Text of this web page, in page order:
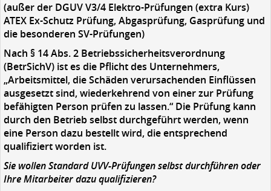
(außer der DGUV V3/4 Elektro-Prüfungen (extra Kurs)
ATEX Ex-Schutz Prüfung, Abgasprüfung, Gasprüfung und
die besonderen SV-Prüfungen)
Nach § 14 Abs. 2 Betriebssicherheitsverordnung
(BetrSichV) ist es die Pflicht des Unternehmers,
„Arbeitsmittel, die Schäden verursachenden Einflüssen
ausgesetzt sind, wiederkehrend von einer zur Prüfung
befähigten Person prüfen zu lassen.“ Die Prüfung kann
durch den Betrieb selbst durchgeführt werden, wenn
eine Person dazu bestellt wird, die entsprechend
qualifiziert worden ist.
Sie wollen Standard UVV-Prüfungen selbst durchführen oder
Ihre Mitarbeiter dazu qualifizieren?